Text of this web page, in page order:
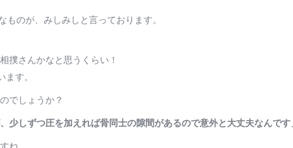
のが、みしみしと言っております。
撲さんかなと思うくらい！
ます。
でしょうか？
少しずつ圧を加えれば骨同士の隙間があるので意外と大丈夫なんです
ね。